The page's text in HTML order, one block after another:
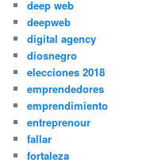
deep web
deepweb
digital agency
diosnegro
elecciones 2018
emprendedores
emprendimiento
entreprenour
fallar
fortaleza